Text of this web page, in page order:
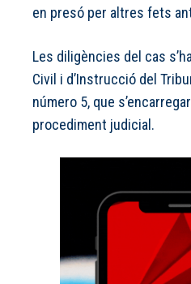
en presó per altres fets
Les diligències del cas
Civil i d’Instrucció del
número 5, que
procediment judicial.